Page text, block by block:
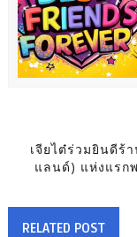
เจียไต๋ร่วมยินดีร้
แลนด์) แห่งแรก
RELATED POST